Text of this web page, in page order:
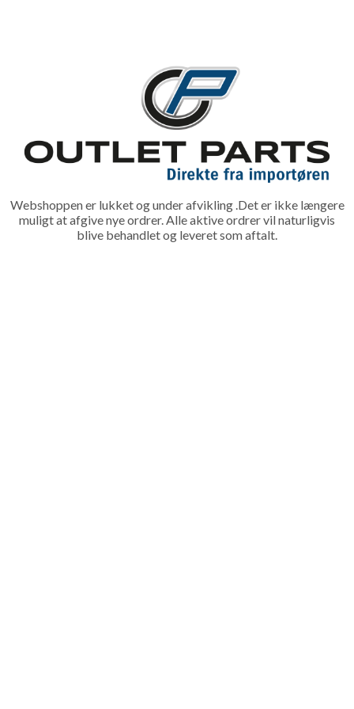
Webshoppen er lukket og under afvikling .Det er ikke længere
muligt at afgive nye ordrer. Alle aktive ordrer vil naturligvis
blive behandlet og leveret som aftalt.